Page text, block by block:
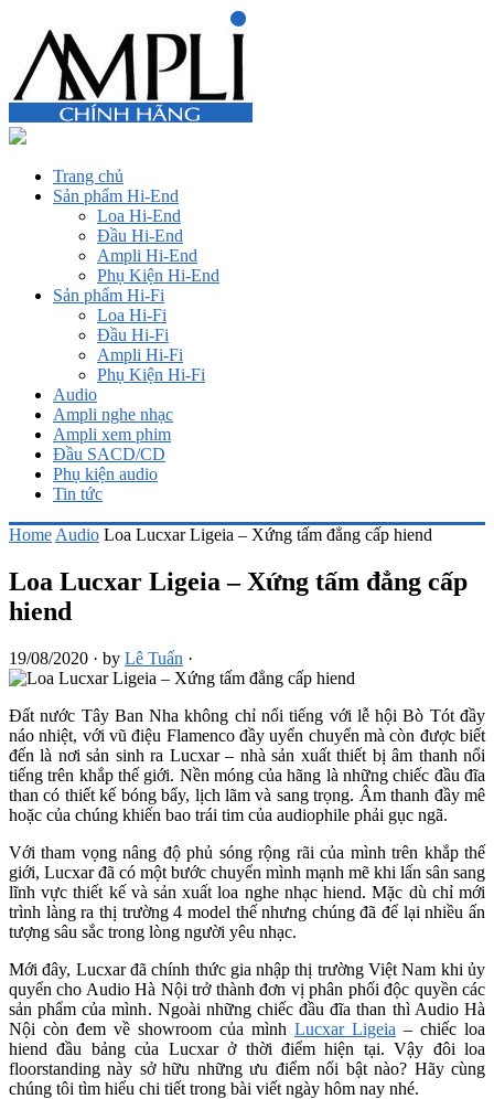
Trang chủ
Sản phẩm Hi-End
Loa Hi-End
Đầu Hi-End
Ampli Hi-End
Phụ Kiện Hi-End
Sản phẩm Hi-Fi
Loa Hi-Fi
Đầu Hi-Fi
Ampli Hi-Fi
Phụ Kiện Hi-Fi
Audio
Ampli nghe nhạc
Ampli xem phim
Đầu SACD/CD
Phụ kiện audio
Tin tức
Home Audio Loa Lucxar Ligeia – Xứng tấm đẳng cấp hiend
Loa Lucxar Ligeia – Xứng tấm đẳng cấp
hiend
19/08/2020 · by Lê Tuấn ·
Đất nước Tây Ban Nha không chỉ nổi tiếng với lễ hội Bò Tót đầy
náo nhiệt, với vũ điệu Flamenco đầy uyển chuyển mà còn được biết
đến là nơi sản sinh ra Lucxar – nhà sản xuất thiết bị âm thanh nổi
tiếng trên khắp thế giới. Nền móng của hãng là những chiếc đầu đĩa
than có thiết kế bóng bẩy, lịch lãm và sang trọng. Âm thanh đầy mê
hoặc của chúng khiến bao trái tim của audiophile phải gục ngã.
Với tham vọng nâng độ phủ sóng rộng rãi của mình trên khắp thế
giới, Lucxar đã có một bước chuyển mình mạnh mẽ khi lấn sân sang
lĩnh vực thiết kế và sản xuất loa nghe nhạc hiend. Mặc dù chỉ mới
trình làng ra thị trường 4 model thế nhưng chúng đã để lại nhiều ấn
tượng sâu sắc trong lòng người yêu nhạc.
Mới đây, Lucxar đã chính thức gia nhập thị trường Việt Nam khi ủy
quyển cho Audio Hà Nội trở thành đơn vị phân phối độc quyền các
sản phẩm của mình. Ngoài những chiếc đầu đĩa than thì Audio Hà
Nội còn đem về showroom của mình Lucxar Ligeia – chiếc loa
hiend đầu bảng của Lucxar ở thời điểm hiện tại. Vậy đôi loa
floorstanding này sở hữu những ưu điểm nổi bật nào? Hãy cùng
chúng tôi tìm hiểu chi tiết trong bài viết ngày hôm nay nhé.